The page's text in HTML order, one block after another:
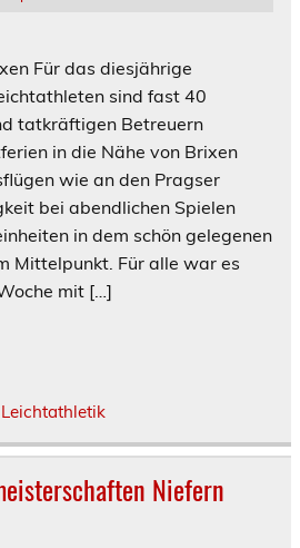
Für das diesjährige
sind fast 40
tatkräftigen Betreuern
in die Nähe von Brixen
wie an den Pragser
bei abendlichen Spielen
in dem schön gelegenen
Mittelpunkt. Für alle war es
mit […]
Leichtathletik
Niefern